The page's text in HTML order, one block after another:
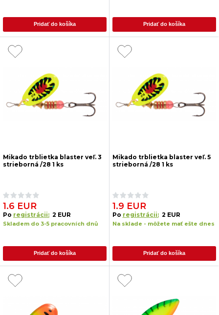
Pridať do košíka Pridať do košíka
Mikado trblietka blaster veľ. 3
strieborná /28 1 ks
1.6 EUR
Po registrácii: 2 EUR
Skladem do 3-5 pracovních dnů
Pridať do košíka
Mikado trblietka blaster veľ. 5
strieborná /28 1 ks
1.9 EUR
Po registrácii: 2 EUR
Na sklade - môžete mať ešte dnes
Pridať do košíka